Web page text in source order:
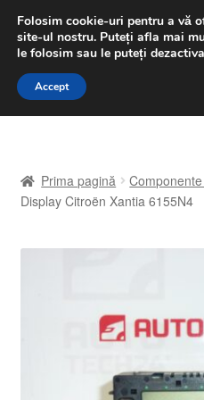
LIVRARE de la 33 lei
luni-vineri 9 a.m. - 4
Sari
Sari
A lua legatura
Finalizare comandă
Prima pagină
Display Citroën Xantia 6155N4
Folosim cookie-uri pentru a vă
site-ul nostru. Puteți afla mai
le folosim sau le puteți
Accept